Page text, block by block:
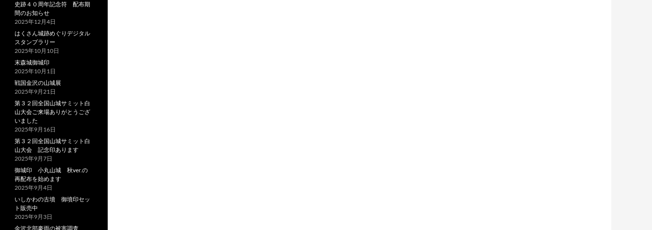
史跡４０周年記念符 配布期
間のお知らせ
2025年12月4日
はくさん城跡めぐりデジタル
スタンプラリー
2025年10月10日
末森城御城印
2025年10月1日
戦国金沢の山城展
2025年9月21日
第３２回全国山城サミット白
山大会ご来場ありがとうござ
いました
2025年9月16日
第３２回全国山城サミット白
山大会 記念印あります
2025年9月7日
御城印 小丸山城 秋ver.の
再配布を始めます
2025年9月4日
いしかわの古墳 御墳印セッ
ト販売中
2025年9月3日
金沢北部豪雨の被害調査